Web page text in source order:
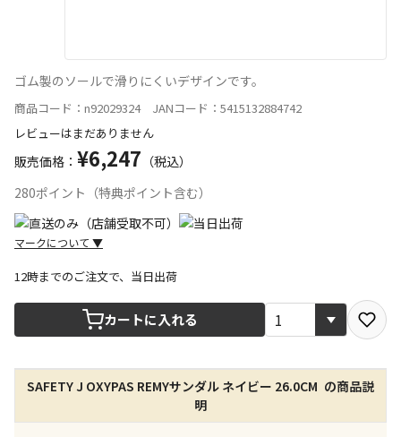
ゴム製のソールで滑りにくいデザインです。
商品コード：n92029324 JANコード：5415132884742
レビューはまだありません
販売価格： ¥6,247 （税込）
280ポイント（特典ポイント含む）
マークについて ▼
宅配や店舗受取を選択できる商品です
店舗のみで受取できる商品です（宅配便でのお届けが
できません）
※同時購入の商品は、全て同じ店舗での受取となりま
す
12時までのご注文で、当日出荷
カートに入れる
SAFETY J OXYPAS REMYサンダル ネイビー 26.0CM の商品説
明